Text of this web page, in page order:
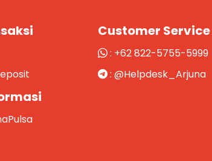
Customer Service
: +62 822-5755-5999
: @Helpdesk_Arjuna